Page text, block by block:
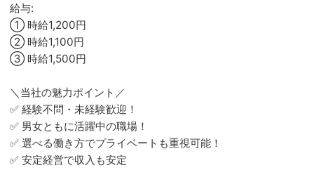
給与:
① 時給1,200円
② 時給1,100円
③ 時給1,500円
＼当社の魅力ポイント／
✅ 経験不問・未経験歓迎！
✅ 男女ともに活躍中の職場！
✅ 選べる働き方でプライベートも重視可能！
✅ 安定経営で収入も安定